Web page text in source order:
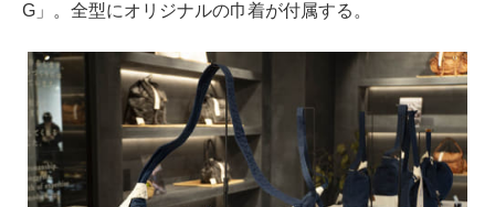
G」。全型にオリジナルの巾着が付属する。